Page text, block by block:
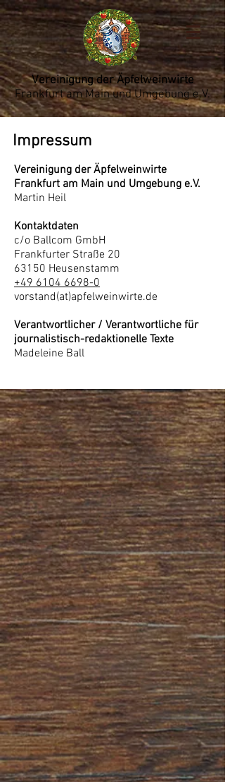
Vereinigung der Äpfelweinwirte
Frankfurt am Main und Umgebung e.V.
Impressum
Vereinigung der Äpfelweinwirte
Frankfurt am Main und Umgebung e.V.
Martin Heil
Kontaktdaten
c/o Ballcom GmbH
Frankfurter Straße 20
63150 Heusenstamm
+49 6104 6698-0
vorstand(at)apfelweinwirte.de
Verantwortlicher / Verantwortliche für
journalistisch-redaktionelle Texte
Madeleine Ball